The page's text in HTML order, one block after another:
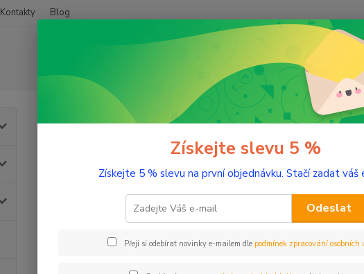
Kontakty Blog
Masážní olej při kojení
Masážní olej při kojení
Získejte slevu 5 %
Získejte 5 % slevu na první objednávku. Stačí zadat váš
Odeslat
Přeji si odebírat novinky e-mailem dle podmínek zpracování osobních